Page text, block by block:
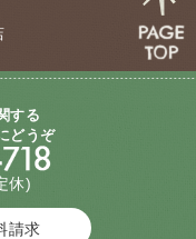
する
どうぞ
休)
請求